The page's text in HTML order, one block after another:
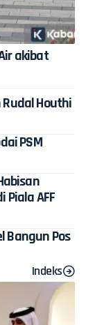
akibat
Houthi
PSM
Piala AFF
Bangun Pos
Indeks